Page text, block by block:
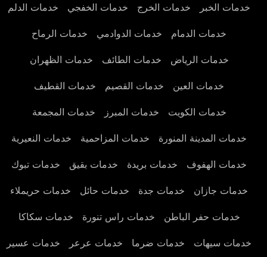
خدمات الخبر خدمات الخرج خدمات الخفجي خدمات الدلم
خدمات الدمام خدمات الدوادمي خدمات الرماح
خدمات الرياض خدمات الطائف خدمات الظهران
خدمات العين خدمات القصيم خدمات القطيف
خدمات الكويت خدمات المبرز خدمات المجمعة
خدمات المدينة المنورة خدمات المزاحمية خدمات النعيرية
خدمات الهفوف خدمات بريدة خدمات بقيق خدمات تبوك
خدمات جازان خدمات جدة خدمات حائل خدمات حريملاء
خدمات حفر الباطن خدمات راس تنورة خدمات سكاكا
خدمات سيهات خدمات ضرما خدمات عرعر خدمات عسير